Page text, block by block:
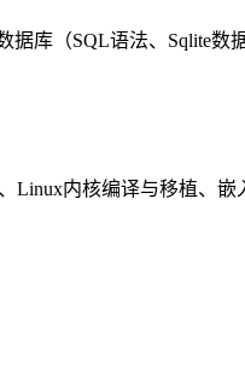
库（SQL语法、Sqlite数
内核编译与移植、嵌